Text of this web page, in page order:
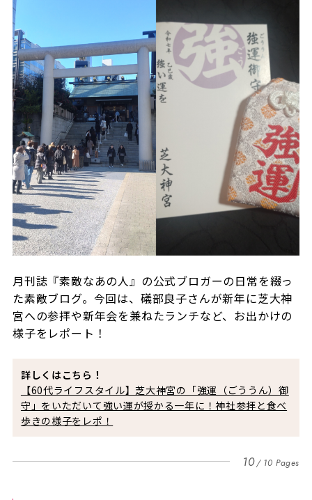
月刊誌『素敵なあの人』の公式ブロガーの日常を綴っ
た素敵ブログ。今回は、礒部良子さんが新年に芝大神
宮への参拝や新年会を兼ねたランチなど、お出かけの
様子をレポート！
詳しくはこちら！
【60代ライフスタイル】芝大神宮の「強運（ごううん）御
守」をいただいて強い運が授かる一年に！神社参拝と食べ
歩きの様子をレポ！
10 10 Pages